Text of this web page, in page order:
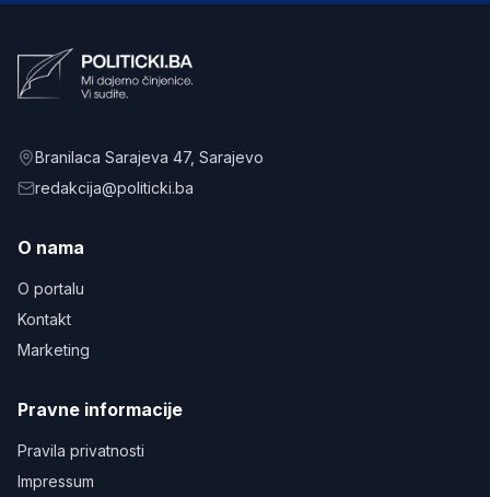
Branilaca Sarajeva 47, Sarajevo
redakcija@politicki.ba
O nama
O portalu
Kontakt
Marketing
Pravne informacije
Pravila privatnosti
Impressum